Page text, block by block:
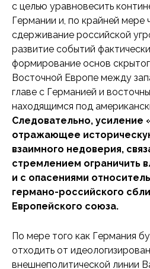
с целью уравновесить
Германии и, по крайней мере
сдерживание российской
развитие событий
формирование основ
Восточной Европе между
главе с Германией и
находящимся под
Следовательно, усиление
отражающее
взаимного недоверия,
стремлением ограничить
и с опасениями
германо-российского
Европейского союза.
По мере того как Германия
отходить от
внешнеполитической линии